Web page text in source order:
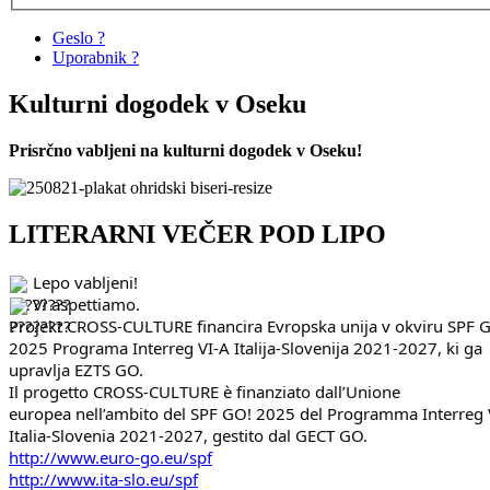
Geslo ?
Uporabnik ?
Kulturni dogodek v Oseku
Prisrčno vabljeni na kulturni dogodek v Oseku!
LITERARNI VEČER POD LIPO
Lepo vabljeni!
Vi aspettiamo.
Projekt CROSS-CULTURE financira Evropska unija v okviru SPF
2025 Programa Interreg VI-A Italija-Slovenija 2021-2027, ki ga
upravlja EZTS GO.
Il progetto CROSS-CULTURE è finanziato dall’Unione
europea nell’ambito del SPF GO! 2025 del Programma Interreg
Italia-Slovenia 2021-2027, gestito dal GECT GO.
http://www.euro-go.eu/spf
http://www.ita-slo.eu/spf